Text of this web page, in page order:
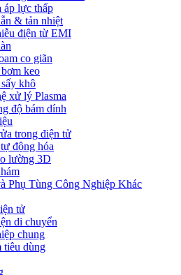
lực thấp
& tản nhiệt
điện từ EMI
co giãn
keo
khô
xử lý Plasma
độ bám dính
trong điện tử
động hóa
lường 3D
Phụ Tùng Công Nghiệp Khác
tử
di chuyển
chung
tiêu dùng